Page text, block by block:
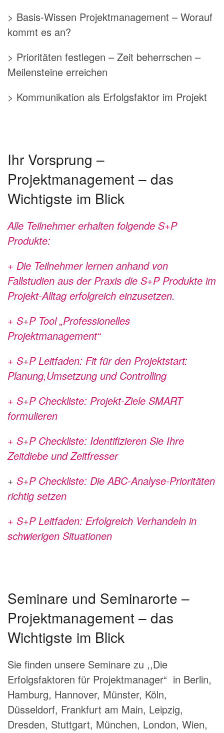
> Basis-Wissen Projektmanagement – Worauf
kommt es an?
> Prioritäten festlegen – Zeit beherrschen –
Meilensteine erreichen
> Kommunikation als Erfolgsfaktor im Projekt
Ihr Vorsprung –
Projektmanagement – das
Wichtigste im Blick
Alle Teilnehmer erhalten folgende S+P
Produkte:
+ Die Teilnehmer lernen anhand von
Fallstudien aus der Praxis die S+P Produkte im
Projekt-Alltag erfolgreich einzusetzen.
+ S+P Tool „Professionelles
Projektmanagement“
+ S+P Leitfaden: Fit für den Projektstart:
Planung,Umsetzung und Controlling
+ S+P Checkliste: Projekt-Ziele SMART
formulieren
+ S+P Checkliste: Identifizieren Sie Ihre
Zeitdiebe und Zeitfresser
+ S+P Checkliste: Die ABC-Analyse-Prioritäten
richtig setzen
+ S+P Leitfaden: Erfolgreich Verhandeln in
schwierigen Situationen
Seminare und Seminarorte –
Projektmanagement – das
Wichtigste im Blick
Sie finden unsere Seminare zu ,,Die
Erfolgsfaktoren für Projektmanager“ in Berlin,
Hamburg, Hannover, Münster, Köln,
Düsseldorf, Frankfurt am Main, Leipzig,
Dresden, Stuttgart, München, London, Wien,